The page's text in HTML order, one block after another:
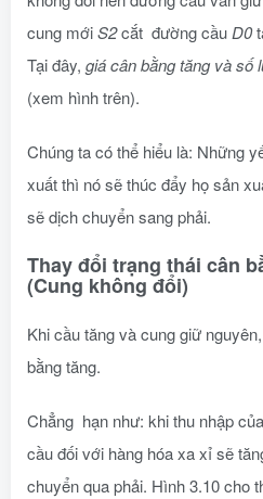
cung mớiS2cắt đường cầuD0
Tại đây, giá cân bằng tăng và
(xem hình trên).
Chúng ta có thể hiểu là: Những
xuất thì nó sẽ thúc đẩy họ sản
sẽ dịch chuyển sang phải.
Thay đổi trạng thái cân
(Cung không đổi)
Khi cầu tăng và cung giữ
bằng tăng.
Chẳng hạn như: khi thu nhập
cầu đối với hàng hóa xa xỉ sẽ
chuyển qua phải. Hình 3.10 cho